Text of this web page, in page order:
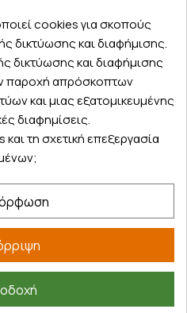
για να ενημερώνεστε
εκπτωτικούς
cookies για σκοπούς
δικτύωσης και διαφήμισης.
δικτύωσης και διαφήμισης
παροχή απρόσκοπτων
και μιας εξατομικευμένης
διαφημίσεις.
τη σχετική επεξεργασία